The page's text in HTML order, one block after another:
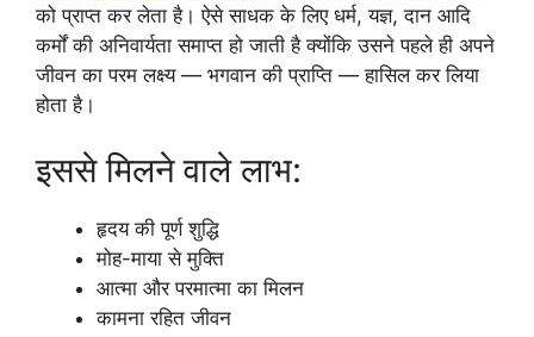
को प्राप्त कर लेता है। ऐसे साधक के लिए धर्म, यज्ञ, दान आदि
कर्मों की अनिवार्यता समाप्त हो जाती है क्योंकि उसने पहले ही अपने
जीवन का परम लक्ष्य — भगवान की प्राप्ति — हासिल कर लिया
होता है।
इससे मिलने वाले लाभ:
हृदय की पूर्ण शुद्धि
मोह-माया से मुक्ति
आत्मा और परमात्मा का मिलन
कामना रहित जीवन